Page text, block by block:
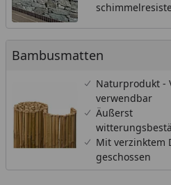
Bambusmatten
Bambusmatten
Naturprodukt -
verwendbar
Äußerst
Mit verzinktem
geschossen